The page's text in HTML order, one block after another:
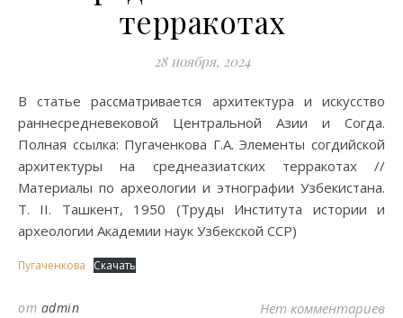
терракотах
28 ноября, 2024
В статье рассматривается архитектура и искусство
раннесредневековой Центральной Азии и Согда.
Полная ссылка: Пугаченкова Г.А. Элементы согдийской
архитектуры на среднеазиатских терракотах //
Материалы по археологии и этнографии Узбекистана.
Т. II. Ташкент, 1950 (Труды Института истории и
археологии Академии наук Узбекской ССР)
Пугаченкова Скачать
от admin Нет комментариев